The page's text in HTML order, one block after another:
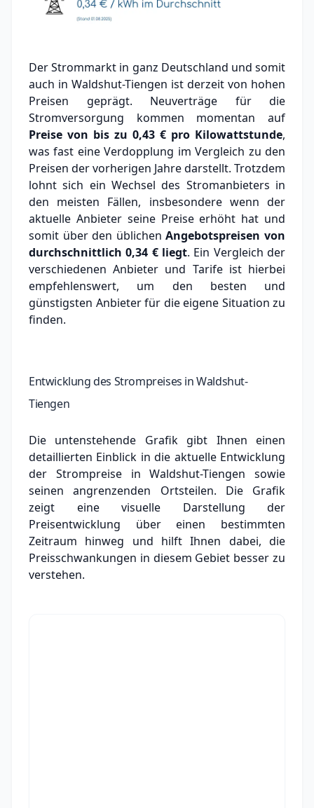
Der Strommarkt in ganz Deutschland und somit
auch in Waldshut-Tiengen ist derzeit von hohen
Preisen geprägt. Neuverträge für die
Stromversorgung kommen momentan auf
Preise von bis zu 0,43 € pro Kilowattstunde,
was fast eine Verdopplung im Vergleich zu den
Preisen der vorherigen Jahre darstellt. Trotzdem
lohnt sich ein Wechsel des Stromanbieters in
den meisten Fällen, insbesondere wenn der
aktuelle Anbieter seine Preise erhöht hat und
somit über den üblichenAngebotspreisen von
durchschnittlich0,34 €liegt. Ein Vergleich der
verschiedenen Anbieter und Tarife ist hierbei
empfehlenswert, um den besten und
günstigsten Anbieter für die eigene Situation zu
finden.
Entwicklung des Strompreises in Waldshut-
Tiengen
Die untenstehende Grafik gibt Ihnen einen
detaillierten Einblick in die aktuelle Entwicklung
der Strompreise in Waldshut-Tiengen sowie
seinen angrenzenden Ortsteilen. Die Grafik
zeigt eine visuelle Darstellung der
Preisentwicklung über einen bestimmten
Zeitraum hinweg und hilft Ihnen dabei, die
Preisschwankungen in diesem Gebiet besser zu
verstehen.